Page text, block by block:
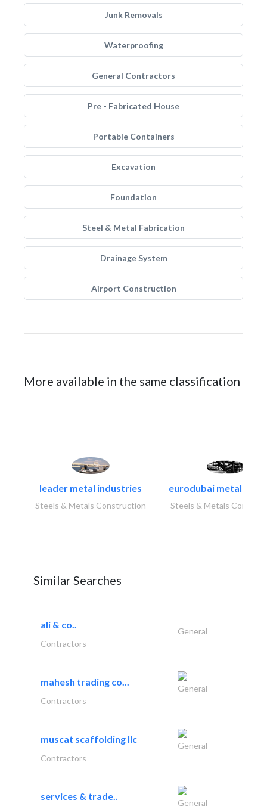
Junk Removals
Waterproofing
General Contractors
Pre - Fabricated House
Portable Containers
Excavation
Foundation
Steel & Metal Fabrication
Drainage System
Airport Construction
More available in the same classification
leader metal industries
Steels & Metals Construction
eurodubai metal
Steels & Metals
Similar Searches
ali & co..
General
Contractors
mahesh trading co...
General
Contractors
muscat scaffolding llc
General
Contractors
services & trade..
General